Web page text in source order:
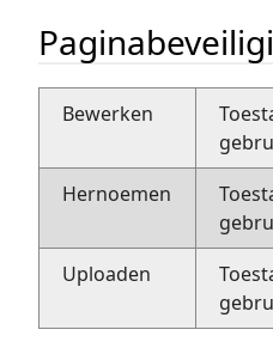
Bewerken
Hernoemen
Uploaden